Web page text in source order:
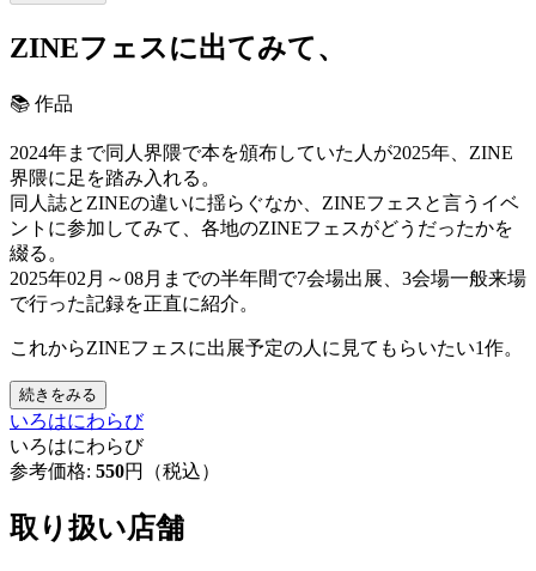
ZINEフェスに出てみて、
📚 作品
2024年まで同人界隈で本を頒布していた人が2025年、ZINE
界隈に足を踏み入れる。
同人誌とZINEの違いに揺らぐなか、ZINEフェスと言うイベ
ントに参加してみて、各地のZINEフェスがどうだったかを
綴る。
2025年02月～08月までの半年間で7会場出展、3会場一般来場
で行った記録を正直に紹介。
これからZINEフェスに出展予定の人に見てもらいたい1作。
続きをみる
いろはにわらび
いろはにわらび
参考価格: 550円（税込）
取り扱い店舗